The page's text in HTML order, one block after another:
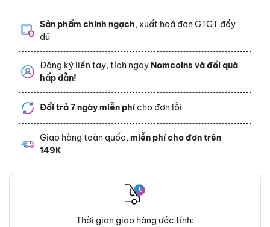
Sản phẩm chính ngạch, xuất hoá đơn GTGT đầy
đủ
Đăng ký liền tay, tích ngay Nomcoins và đổi quà
hấp dẫn!
Đổi trả 7 ngày miễn phícho đơn lỗi
Giao hàng toàn quốc,miễn phí cho đơn trên
149K
Thời gian giao hàng ước tính: